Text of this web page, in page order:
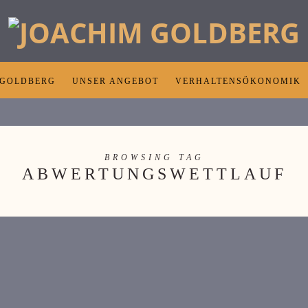
UNSER ANGEBOT VERHALTENSÖKONOMIK
BROWSING TAG
ABWERTUNGSWETTLAUF